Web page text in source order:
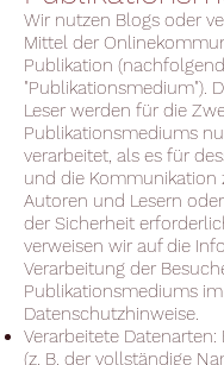
Wir nutzen Blogs oder
Mittel der
Publikation (nachfolgend
"Publikationsmedium").
Leser werden für die
Publikationsmediums
verarbeitet, als es für
und die Kommunikation
Autoren und Lesern
der Sicherheit
verweisen wir auf die
Verarbeitung der
Publikationsmediums
Datenschutzhinweise.
Verarbeitete Datenarten:
(z. B. der vollständige